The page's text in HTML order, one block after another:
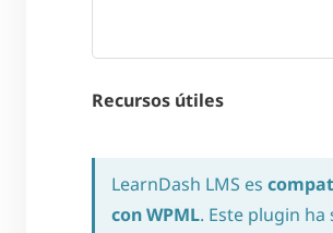
Recursos útiles
LearnDash LMS es
con WPML. Este plugin ha